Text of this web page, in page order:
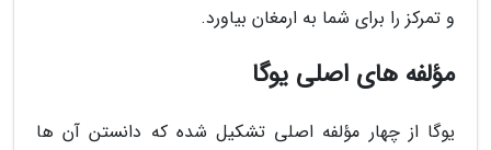
و تمرکز را برای شما به ارمغان بیاورد.
مؤلفه های اصلی یوگا
یوگا از چهار مؤلفه اصلی تشکیل شده که دانستن آن ها